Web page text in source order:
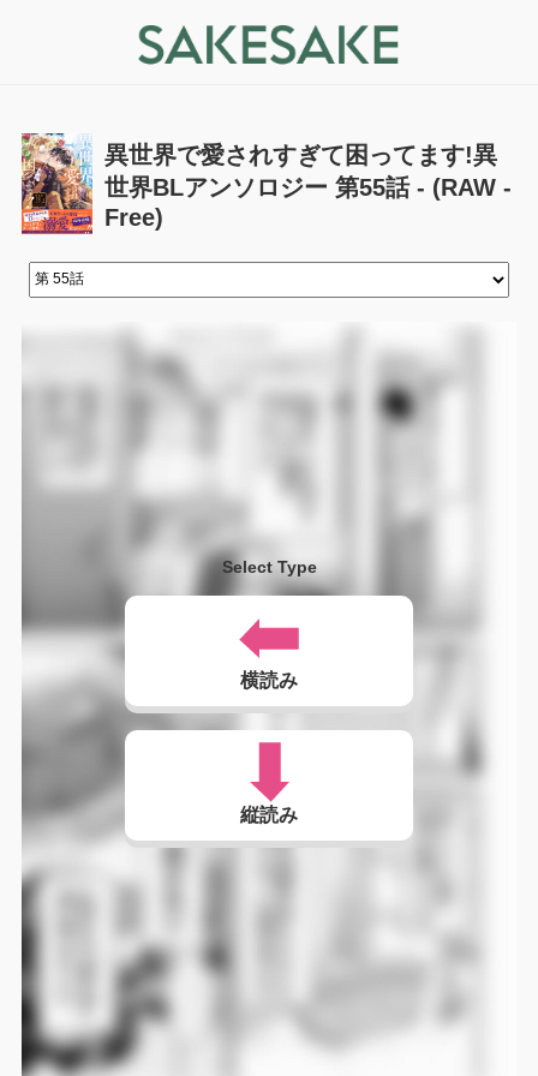
異世界で愛されすぎて困ってます!異
世界BLアンソロジー 第55話 - (RAW -
Free)
Select Type
横読み
縦読み